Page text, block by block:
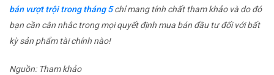
bán vượt trội trong tháng 5chỉ mang tính chất tham khảo và do đó
bạn cần cân nhắc trong mọi quyết định mua bán đầu tư đối với bất
kỳ sản phẩm tài chính nào!
Nguồn: Tham khảo